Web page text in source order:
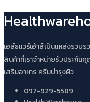
เฮล์ธแวร์เฮ้าส์เป็นแหล่งรวบ
สินค้าที่เราจำหน่ายรับประกั
เสริมอาหาร ครีมบำรุงผิว
097-929-5589